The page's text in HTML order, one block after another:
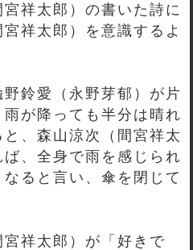
祥太郎）の書いた詩に
祥太郎）を意識するよ
鈴愛（永野芽郁）が片
が降っても半分は晴れ
、森山涼次（間宮祥太
、全身で雨を感じられ
ると言い、傘を閉じて
祥太郎）が「好きで